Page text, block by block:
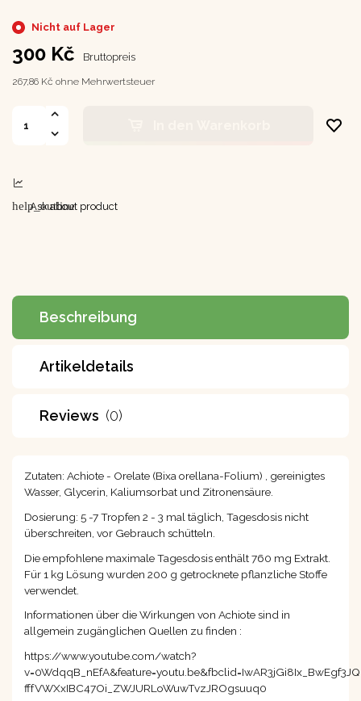
Nicht auf Lager
300 Kč Bruttopreis
267,86 Kč ohne Mehrwertsteuer
help_outline
Ask about product
Beschreibung
Artikeldetails
Reviews (0)
Zutaten: Achiote - Orelate (Bixa orellana-Folium) , gereinigtes
Wasser, Glycerin, Kaliumsorbat und Zitronensäure.
Dosierung: 5 -7 Tropfen 2 - 3 mal täglich, Tagesdosis nicht
überschreiten, vor Gebrauch schütteln.
Die empfohlene maximale Tagesdosis enthält 760 mg Extrakt.
Für 1 kg Lösung wurden 200 g getrocknete pflanzliche Stoffe
verwendet.
Informationen über die Wirkungen von Achiotesind in
allgemein zugänglichen Quellen zu finden :
https://www.youtube.com/watch?
fffVWXxIBC47Oi_ZWJURLoWuwTvzJROgsuuq0